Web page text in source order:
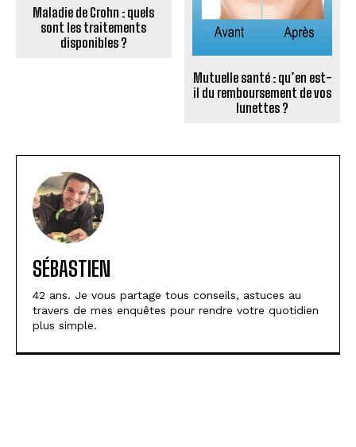
Maladie de Crohn : quels
sont les traitements
disponibles ?
Mutuelle santé : qu’en est-
il du remboursement de vos
lunettes ?
SÉBASTIEN
42 ans. Je vous partage tous conseils, astuces au
travers de mes enquêtes pour rendre votre quotidien
plus simple.